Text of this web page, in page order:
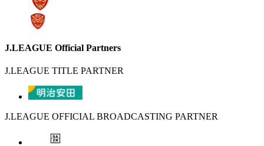
J.LEAGUE Official Partners
J.LEAGUE TITLE PARTNER
J.LEAGUE OFFICIAL BROADCASTING PARTNER